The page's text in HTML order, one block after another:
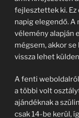
fejlesztettek ki. Ez
napig elegendő.
vélemény alapján
mégsem, akkor
vissza lehet
A fenti
a többi volt
ajándéknak a
csak 14-be kerül,